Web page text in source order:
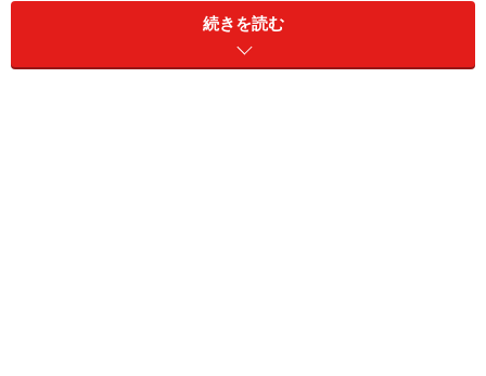
女性向け：３つの質問で彼に対する愛情が
わかる
続きを読む